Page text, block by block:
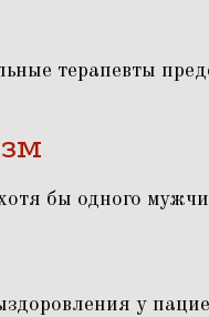
терапевты
бы одного
у